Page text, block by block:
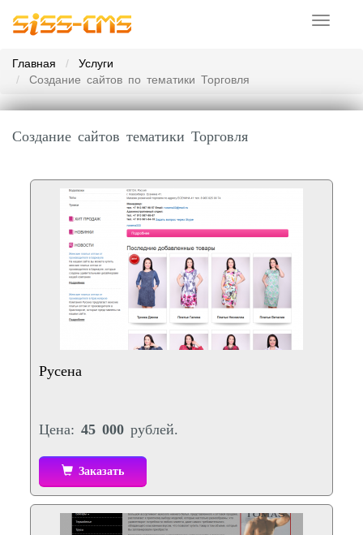
Toggle
Главная
Услуги
Создание сайтов по тематики Торговля
Создание сайтов тематики Торговля
Русена
Цена: 45 000 рублей.
Заказать